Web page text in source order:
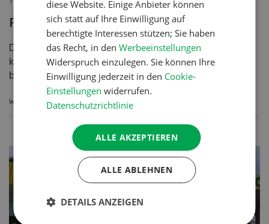
fenaco-LANDI
Pheromone gegen Wolfsangriffe
Der Einsatz von Pheromonen ist in der Landwirtschaft
kein Fremdwort – sie haben sich im Pflanzenschutz
bereits bewährt. Nun findet diese Technologie auch i...
diese Website. Einige Anbieter können
sich statt auf Ihre Einwilligung auf
berechtigte Interessen stützen; Sie haben
das Recht, in denWerbeeinstellungen
Widerspruch einzulegen. Sie können Ihre
Einwilligung jederzeit in den Cookie-
Einstellungen widerrufen.
Datenschutzrichtlinie
ALLE AKZEPTIEREN
ALLE ABLEHNEN
DETAILS ANZEIGEN